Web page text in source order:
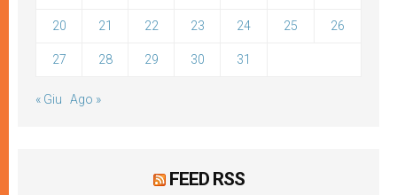
20 21 22 23 24 25 26
27 28 29 30 31
« Giu Ago »
FEED RSS